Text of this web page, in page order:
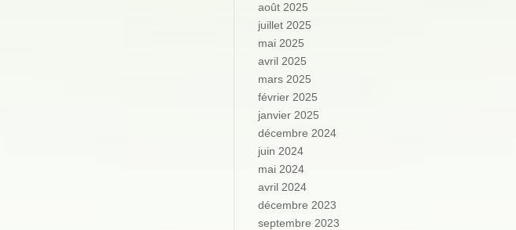
août 2025
juillet 2025
mai 2025
avril 2025
mars 2025
février 2025
janvier 2025
décembre 2024
juin 2024
mai 2024
avril 2024
décembre 2023
septembre 2023